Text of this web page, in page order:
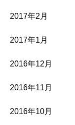
2017年2月
2017年1月
2016年12月
2016年11月
2016年10月